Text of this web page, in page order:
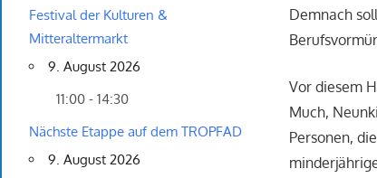
Demnach
Vor diesem
Much,
Personen,
Festival der Kulturen &
Mitteraltermarkt
9. August 2026
11:00 - 14:30
Nächste Etappe auf dem TROPFAD
9. August 2026